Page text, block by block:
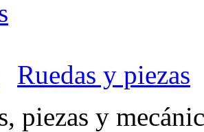
Ruedas y piezas
piezas y